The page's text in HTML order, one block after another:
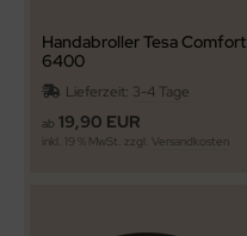
Handabroller Tesa Comfort
6400
Lieferzeit: 3-4 Tage
ab 19,90 EUR
inkl. 19 % MwSt. zzgl. Versandkosten